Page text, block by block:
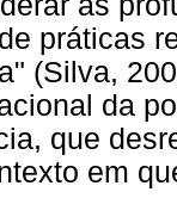
práticas
(Silva,
da
que
em